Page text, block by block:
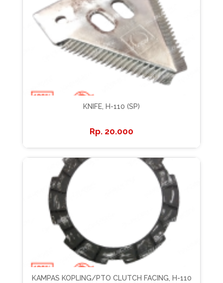
KNIFE, H-110 (SP)
20.000
KAMPAS KOPLING/PTO CLUTCH FACING, H-110